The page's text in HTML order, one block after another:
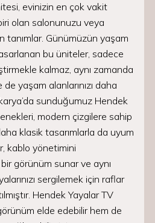
evinizin en çok vakit
olan salonunuzu veya
tanımlar. Günümüzün yaşam
bu üniteler, sadece
kalmaz, aynı zamanda
yaşam alanlarınızı daha
sunduğumuz Hendek
modern çizgilere sahip
klasik tasarımlarla da uyum
kablo yönetimini
görünüm sunar ve aynı
sergilemek için raflar
Hendek Yayalar TV
elde edebilir hem de